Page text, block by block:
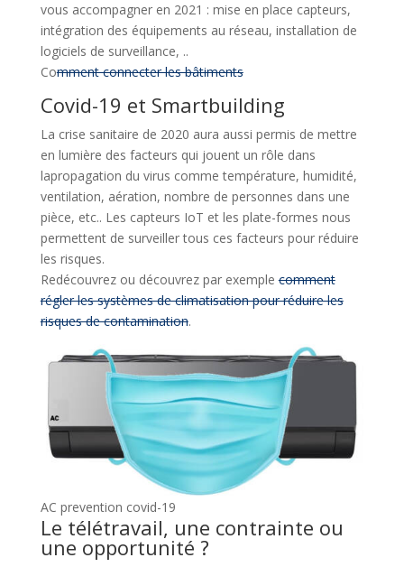
vous accompagner en 2021 : mise en place capteurs,
intégration des équipements au réseau, installation de
logiciels de surveillance, ..
Comment connecter les bâtiments
Covid-19 et Smartbuilding
La crise sanitaire de 2020 aura aussi permis de mettre
en lumière des facteurs qui jouent un rôle dans
lapropagation du virus comme température, humidité,
ventilation, aération, nombre de personnes dans une
pièce, etc.. Les capteurs IoT et les plate-formes nous
permettent de surveiller tous ces facteurs pour réduire
les risques.
Redécouvrez ou découvrez par exemplecomment
régler les systèmes de climatisation pour réduire les
risques de contamination.
AC prevention covid-19
Le télétravail, une contrainte ou
une opportunité ?